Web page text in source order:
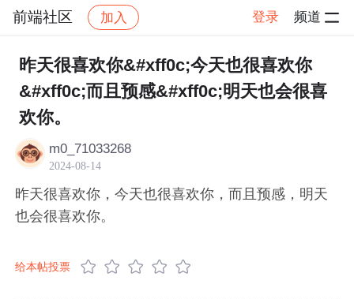
前端社区 加入 登录 频道
社区 前端社区 感慨 帖子详情
昨天很喜欢你&#xff0c;今天也很喜欢你
&#xff0c;而且预感&#xff0c;明天也会很喜
欢你。
m0_71033268
2024-08-14
昨天很喜欢你，今天也很喜欢你，而且预感，明天
也会很喜欢你。
给本帖投票